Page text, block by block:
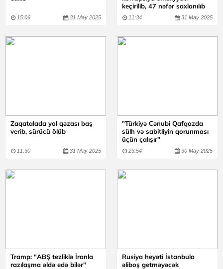
15:06 31 May 2025
keçirilib, 47 nəfər saxlanılıb
11:34 31 May 2025
Zaqatalada yol qəzası baş
verib, sürücü ölüb
11:30 31 May 2025
"Türkiyə Cənubi Qafqazda
sülh və sabitliyin qorunması
üçün çalışır"
23:54 30 May 2025
Tramp: "ABŞ tezliklə İranla
razılaşma əldə edə bilər"
Rusiya heyəti İstanbula
əliboş getməyəcək